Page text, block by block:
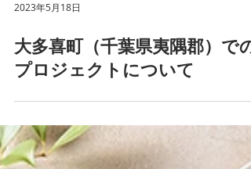
2023年5月18日